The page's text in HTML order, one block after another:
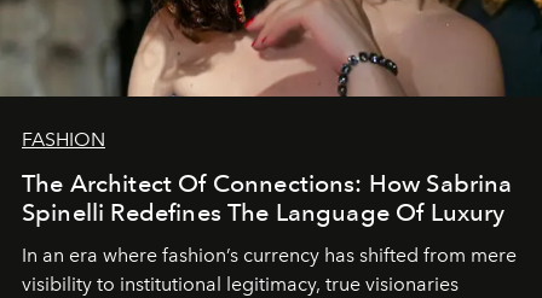
FASHION
The Architect Of Connections: How Sabrina
Spinelli Redefines The Language Of Luxury
In an era where fashion’s currency has shifted from mere
visibility to institutional legitimacy, true visionaries